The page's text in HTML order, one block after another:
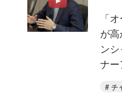
「
が
ン
ナー
チ